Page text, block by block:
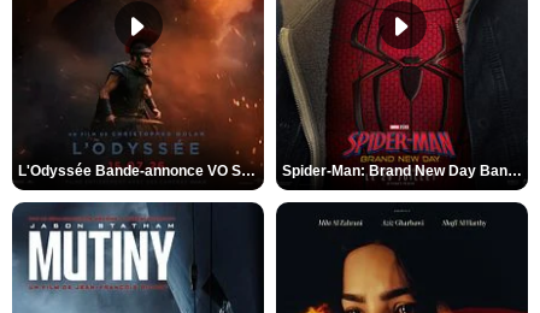
L'Odyssée Bande-annonce VO STFR Spider-Man: Brand New Day Bande-annonce VO STFR